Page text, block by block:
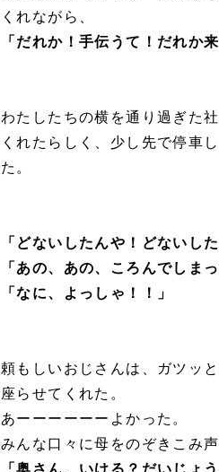
くれながら、
「だれか！手伝うて！だれか
わたしたちの横を通り過ぎた
くれたらしく、少し先で停車
た。
「どないしたんや！どないした
「あの、あの、ころんでしま
「なに、よっしゃ！！」
頼もしいおじさんは、ガツッ
座らせてくれた。
あーーーーーーよかった。
みんな口々に母をのぞきこみ声
「奥さん、いける？だいじょう